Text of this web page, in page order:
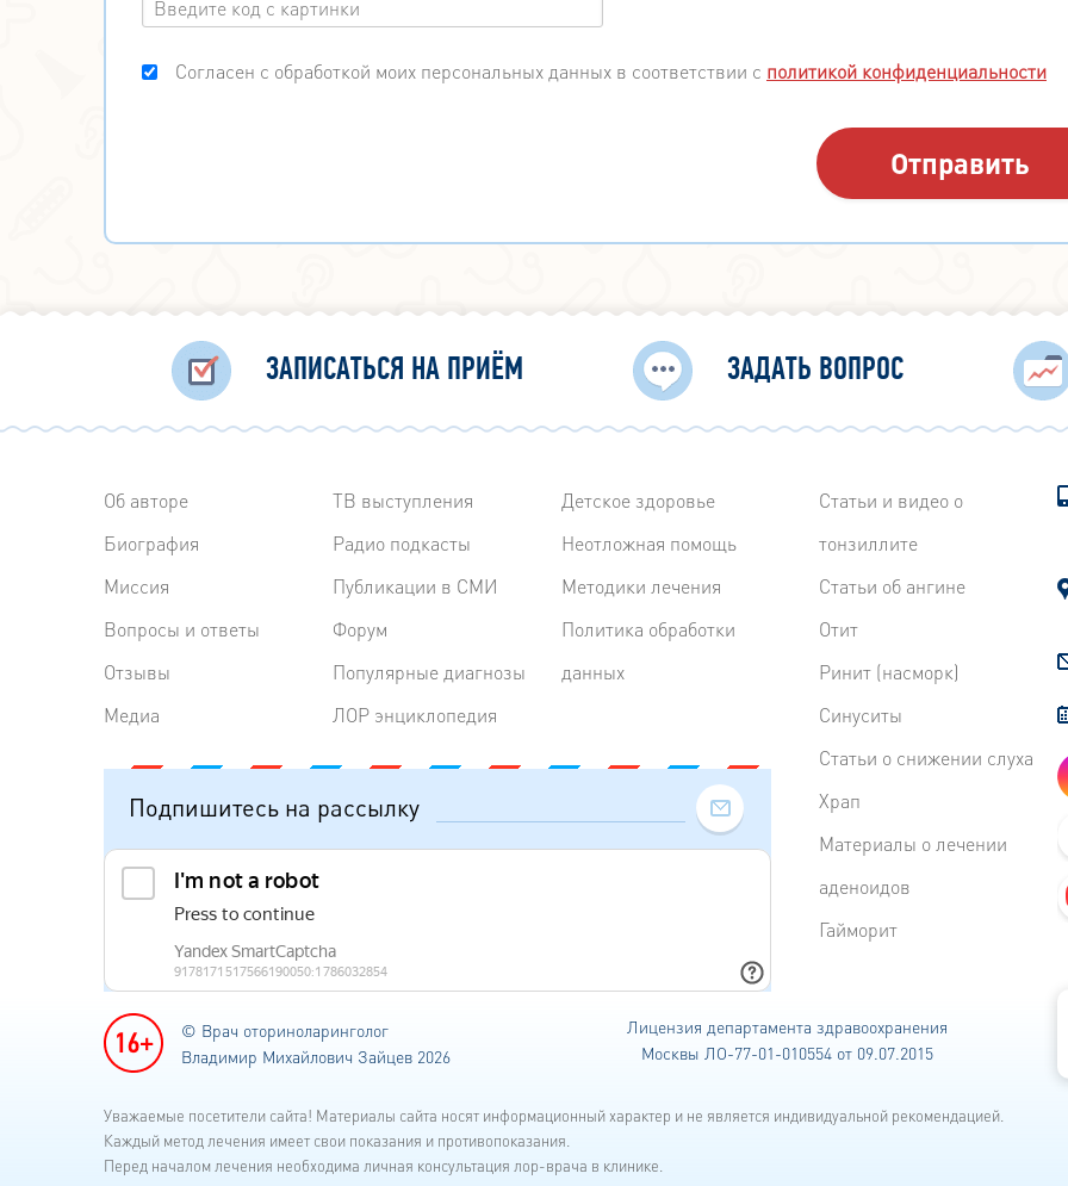
Согласен с обработкой моих персональных данных в соответствии с политикой конфиденциальности
ЗАПИСАТЬСЯ НА ПРИЁМ ЗАДАТЬ ВОПРОС
Об авторе
Биография
Миссия
Вопросы и ответы
Отзывы
Медиа
ТВ выступления
Радиo подкасты
Публикации в СМИ
Форум
Популярные диагнозы
ЛОР энциклопедия
Детское здоровье
Неотложная помощь
Методики лечения
Политика обработки
данных
Подпишитесь на рассылку
Статьи и видео о
тонзиллите
Статьи об ангине
Отит
Ринит (насморк)
Синуситы
Статьи о снижении слуха
Храп
Материалы о лечении
аденоидов
Гайморит
© Врач оториноларинголог
Владимир Михайлович Зайцев 2026
Лицензия департаментаздравоохранения
Москвы ЛО-77-01-010554 от 09.07.2015
Уважаемые посетители сайта! Материалы сайта носят информационный характер и не является индивидуальной рекомендацией.
Каждый метод лечения имеет свои показания и противопоказания.
Перед началом лечения необходима личная консультация лор-врача в клинике.